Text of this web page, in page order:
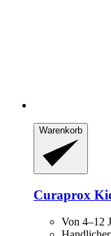
Warenkorb
Curaprox
Von 4–12